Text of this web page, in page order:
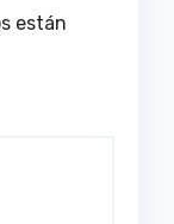
están